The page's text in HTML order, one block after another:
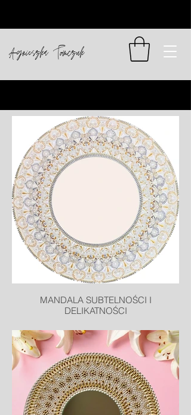
Agnieszka Tomczuk
MANDALA SUBTELNOŚCI I
DELIKATNOŚCI